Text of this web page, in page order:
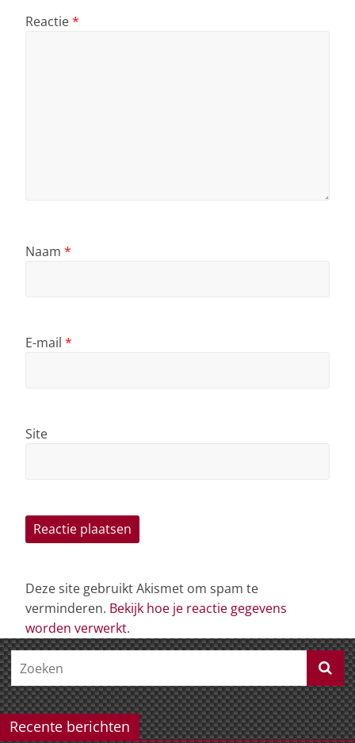
Reactie*
Naam *
E-mail *
Site
Deze site gebruikt Akismet om spam te
verminderen. Bekijk hoe je reactie gegevens
worden verwerkt.
Recente berichten